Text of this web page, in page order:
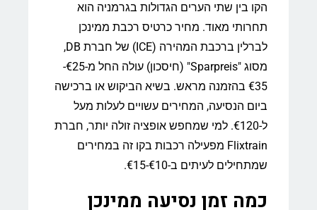
הקו בין שתי הערים הגדולות בגרמניה הוא
תחרותי מאוד. מחיר כרטיס רכבת ממינכן
לברלין ברכבת המהירה (ICE) של חברת DB,
מסוג "Sparpreis" (חיסכון) עולה החל מ-€25-
€35 בהזמנה מראש. בשיא הביקוש או ברכישה
ביום הנסיעה, המחירים עשויים לעלות מעל
ל-€120. למי שמחפש אופציה זולה יותר, חברת
Flixtrain מפעילה רכבות בקו זה במחירים
שמתחילים לעיתים ב-€10-€15.
כמה זמן נסיעה ממינכן